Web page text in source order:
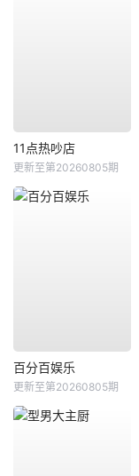
11点热吵店
更新至第20260805期
百分百娱乐
更新至第20260805期